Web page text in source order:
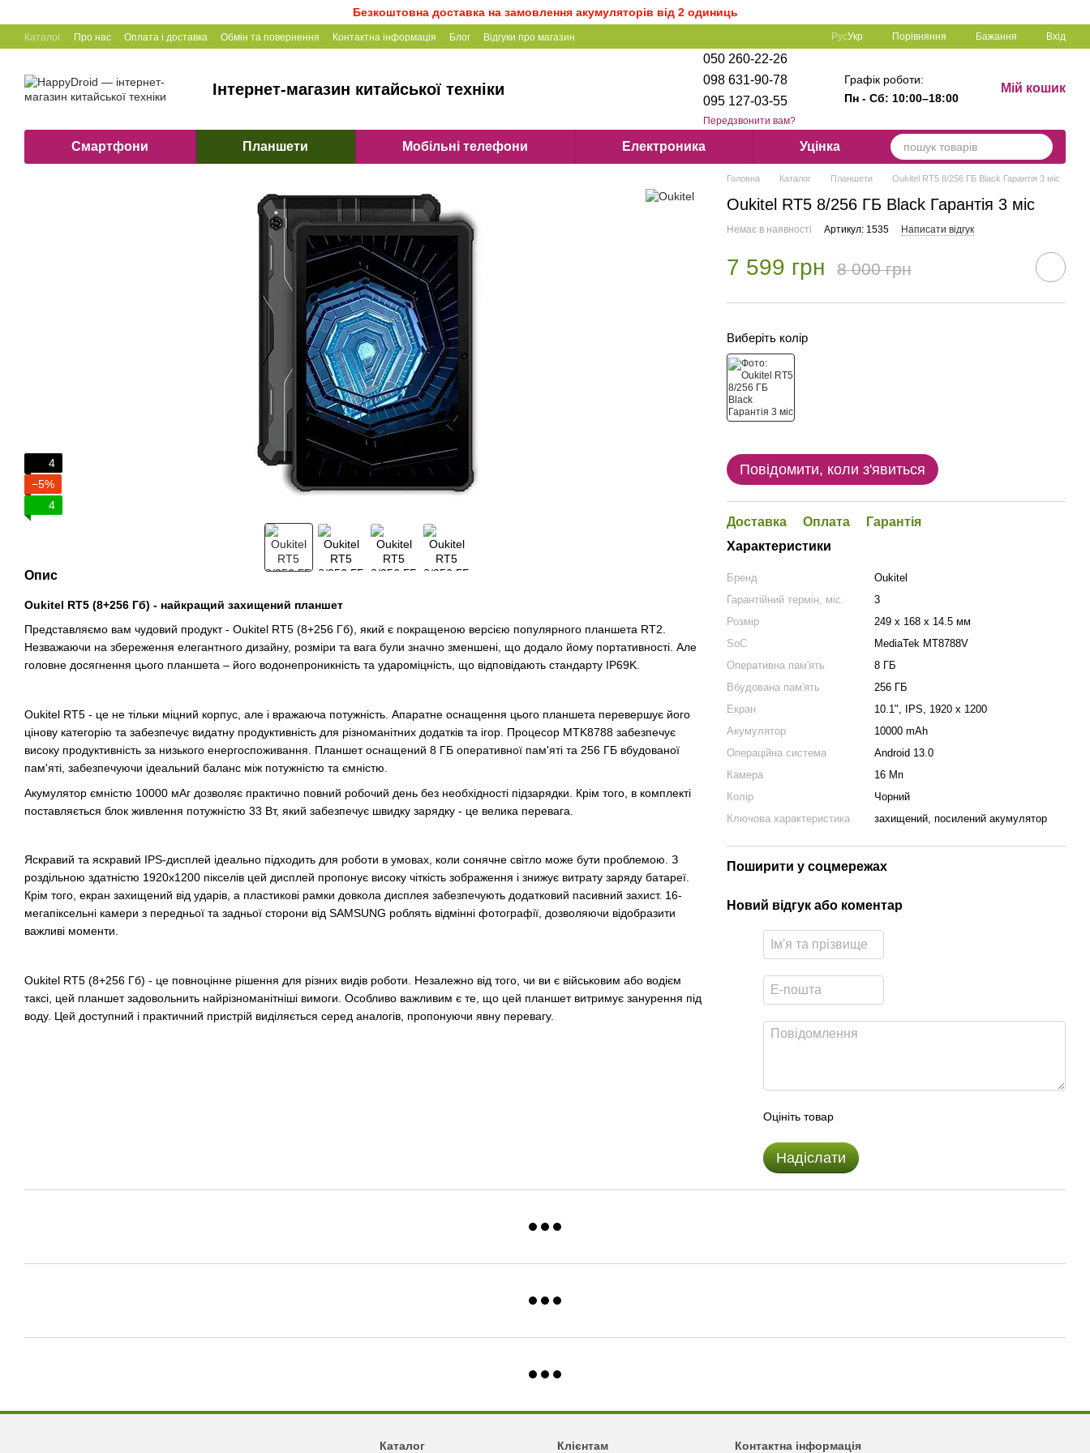
Безкоштовна доставка на замовлення акумуляторів від 2 одиниць
Каталог Про нас Оплата і доставка Обмін та повернення Контактна інформація Блог Відгуки про магазин РусУкр Порівняння Бажання Вхід
Інтернет-магазин китайської техніки
050 260-22-26
098 631-90-78
095 127-03-55
Передзвонити вам?
Графік роботи:
Пн - Сб: 10:00–18:00
Мій кошик
Смартфони Планшети Мобільні телефони Електроника Уцінка
4
−5%
4
Опис
Oukitel RT5 (8+256 Гб) - найкращий захищений планшет
Представляємо вам чудовий продукт - Oukitel RT5 (8+256 Гб), який є покращеною версією популярного планшета RT2.
Незважаючи на збереження елегантного дизайну, розміри та вага були значно зменшені, що додало йому портативності. Але
головне досягнення цього планшета – його водонепроникність та удароміцність, що відповідають стандарту IP69K.
Oukitel RT5 - це не тільки міцний корпус, але і вражаюча потужність. Апаратне оснащення цього планшета перевершує його
цінову категорію та забезпечує видатну продуктивність для різноманітних додатків та ігор. Процесор MTK8788 забезпечує
високу продуктивність за низького енергоспоживання. Планшет оснащений 8 ГБ оперативної пам'яті та 256 ГБ вбудованої
пам'яті, забезпечуючи ідеальний баланс між потужністю та ємністю.
Акумулятор ємністю 10000 мАг дозволяє практично повний робочий день без необхідності підзарядки. Крім того, в комплекті
поставляється блок живлення потужністю 33 Вт, який забезпечує швидку зарядку - це велика перевага.
Яскравий та яскравий IPS-дисплей ідеально підходить для роботи в умовах, коли сонячне світло може бути проблемою. З
роздільною здатністю 1920x1200 пікселів цей дисплей пропонує високу чіткість зображення і знижує витрату заряду батареї.
Крім того, екран захищений від ударів, а пластикові рамки довкола дисплея забезпечують додатковий пасивний захист. 16-
мегапіксельні камери з передньої та задньої сторони від SAMSUNG роблять відмінні фотографії, дозволяючи відобразити
важливі моменти.
Oukitel RT5 (8+256 Гб) - це повноцінне рішення для різних видів роботи. Незалежно від того, чи ви є військовим або водієм
таксі, цей планшет задовольнить найрізноманітніші вимоги. Особливо важливим є те, що цей планшет витримує занурення під
воду. Цей доступний і практичний пристрій виділяється серед аналогів, пропонуючи явну перевагу.
Головна Каталог Планшети Oukitel RT5 8/256 ГБ Black Гарантія 3 міс
Oukitel RT5 8/256 ГБ Black Гарантія 3 міс
Немає в наявності Артикул: 1535 Написати відгук
7 599 грн 8 000 грн
Виберіть колір
Повідомити, коли з'явиться
Доставка Оплата
Гарантія
Характеристики
Бренд
Oukitel
Гарантійний термін, міс.
3
Розмір
249 x 168 x 14.5 мм
SoC
MediaTek MT8788V
Оперативна пам'ять
8 ГБ
Вбудована пам'ять
256 ГБ
Екран
10.1", IPS, 1920 x 1200
Акумулятор
10000 mAh
Операційна система
Android 13.0
Камера
16 Мп
Колір
Чорний
Ключова характеристика
захищений, посилений акумулятор
Поширити у соцмережах
Новий відгук або коментар
Оцініть товар
Надіслати
Каталог Клієнтам Контактна інформація